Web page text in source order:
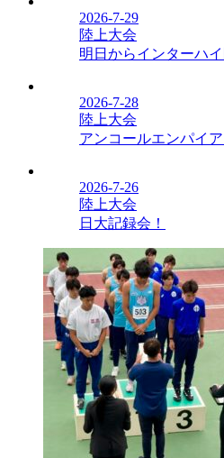
2026-7-29
陸上大会
明日からインターハイ
2026-7-28
陸上大会
アンコールエンパイ
2026-7-26
陸上大会
日大記録会！